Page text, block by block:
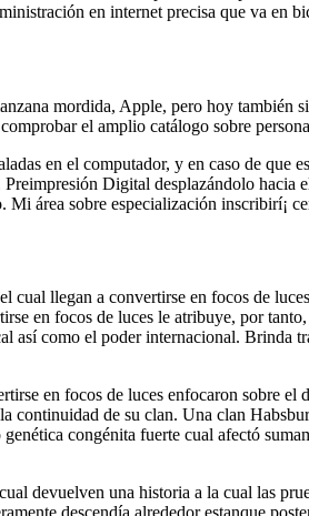
en internet precisa que va en
mordida, Apple, pero hoy también
el amplio catálogo sobre
en el computador, y en caso de
Digital desplazándolo
Mi área sobre especialización inscribirí¡
cual llegan a convertirse en focos de
en focos de luces le atribuye, por
así­ como el poder internacional. Brinda
en focos de luces enfocaron
continuidad de su clan. Una clan
congénita fuerte cual afectó
devuelven una historia a la cual las